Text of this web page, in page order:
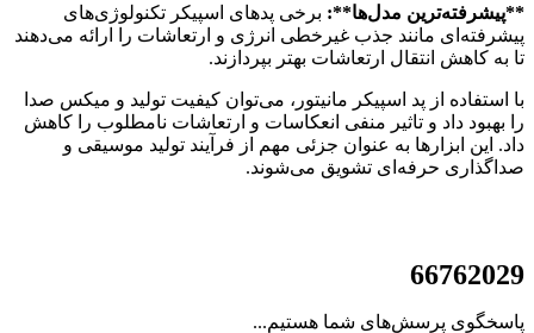
**پیشرفته‌ترین مدل‌ها**: برخی پد‌های اسپیکر تکنولوژی‌های
پیشرفته‌ای مانند جذب غیرخطی انرژی و ارتعاشات را ارائه می‌دهند
تا به کاهش انتقال ارتعاشات بهتر بپردازند.
با استفاده از پد اسپیکر مانیتور، می‌توان کیفیت تولید و میکس صدا
را بهبود داد و تاثیر منفی انعکاسات و ارتعاشات نامطلوب را کاهش
داد. این ابزارها به عنوان جزئی مهم از فرآیند تولید موسیقی و
صداگذاری حرفه‌ای تشویق می‌شوند.
66762029
پاسخگوی پرسش‌های شما هستیم...